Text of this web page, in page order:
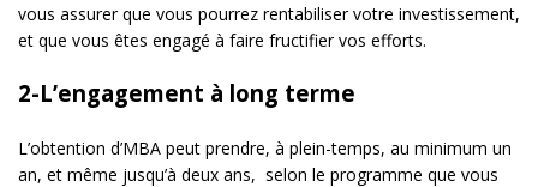
vous assurer que vous pourrez rentabiliser votre investissement,
et que vous êtes engagé à faire fructifier vos efforts.
2-L’engagement à long terme
L’obtention d’MBA peut prendre, à plein-temps, au minimum un
an, et même jusqu’à deux ans, selon le programme que vous